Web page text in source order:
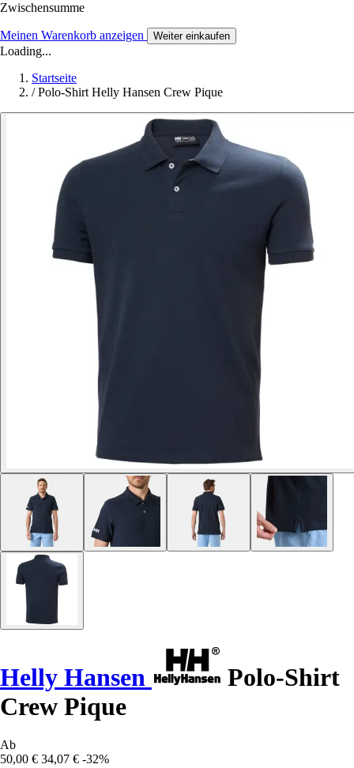
Zwischensumme
Meinen Warenkorb anzeigen Weiter einkaufen
Loading...
Startseite
/ Polo-Shirt Helly Hansen Crew Pique
Helly Hansen
Polo-Shirt
Crew Pique
Ab
50,00 € 34,07 € -32%